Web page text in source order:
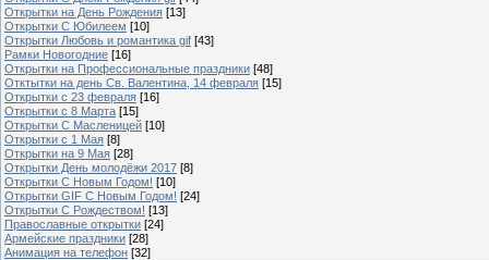
Открытки на День Рождения [13]
Открытки С Юбилеем [10]
Открытки Любовь и романтика gif [43]
Рамки Новогодние [16]
Открытки на Профессиональные праздники [48]
Отктытки на день Св. Валентина, 14 февраля [15]
Открытки с 23 февраля [16]
Открытки с 8 Марта [15]
Открытки С Масленицей [10]
Открытки с 1 Мая [8]
Открытки на 9 Мая [28]
Открытки День молодёжи 2017 [8]
Открытки С Новым Годом! [10]
Открытки GIF С Новым Годом! [24]
Открытки С Рождеством! [13]
Православные открытки [24]
Армейские праздники [28]
Анимация на телефон [32]